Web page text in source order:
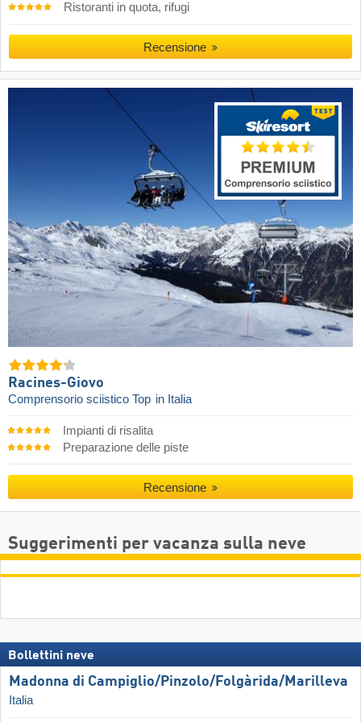
Ristoranti in quota, rifugi
Recensione
Racines-Giovo
Comprensorio sciistico Top in Italia
Impianti di risalita
Preparazione delle piste
Recensione
Suggerimenti per vacanza sulla neve
Bollettini neve
Madonna di Campiglio/​Pinzolo/​Folgàrida/​Marilleva
Italia